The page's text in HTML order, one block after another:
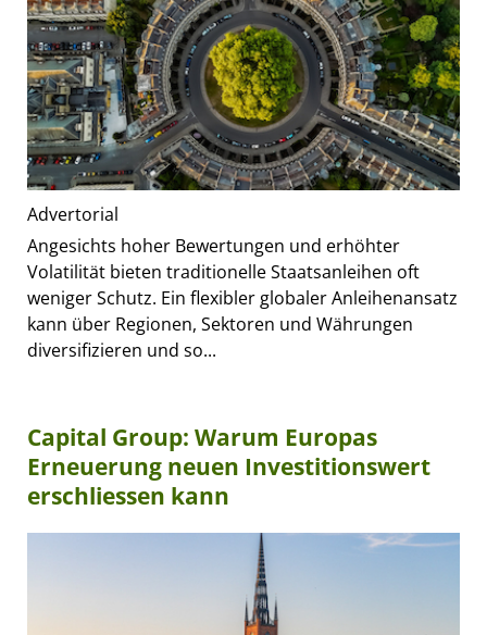
Advertorial
Angesichts hoher Bewertungen und erhöhter
Volatilität bieten traditionelle Staatsanleihen oft
weniger Schutz. Ein flexibler globaler Anleihenansatz
kann über Regionen, Sektoren und Währungen
diversifizieren und so...
Capital Group: Warum Europas
Erneuerung neuen Investitionswert
erschliessen kann